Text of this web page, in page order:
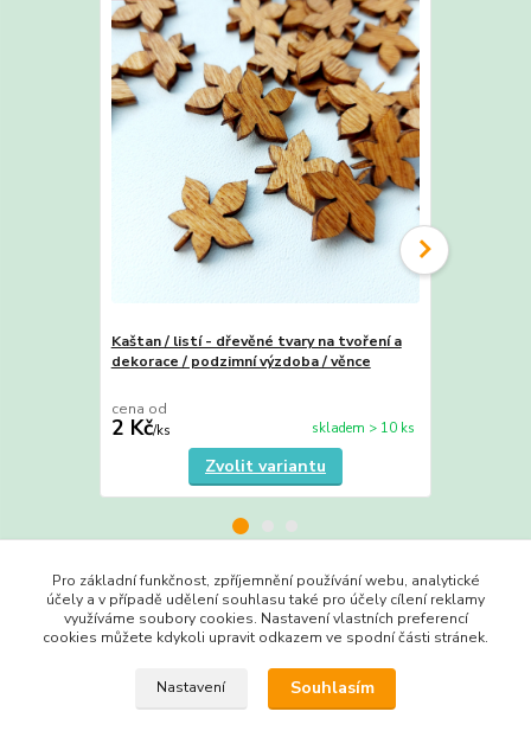
Kaštan / listí - dřevěné tvary na tvoření a
dekorace / podzimní výzdoba / věnce
cena od
2 Kč/ks skladem > 10 ks
Zvolit variantu
Zboží zařazeno v kategoriích
Pro základní funkčnost, zpříjemnění používání webu, analytické
účely a v případě udělení souhlasu také pro účely cílení reklamy
využíváme soubory cookies. Nastavení vlastních preferencí
cookies můžete kdykoli upravit odkazem ve spodní části stránek.
Nastavení Souhlasím